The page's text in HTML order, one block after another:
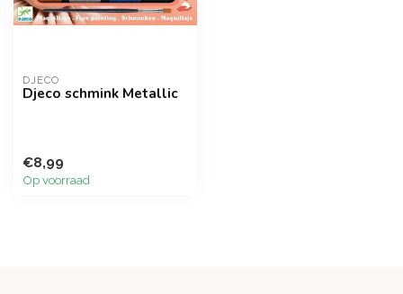
DJECO
Djeco schmink Metallic
€8,99
Op voorraad